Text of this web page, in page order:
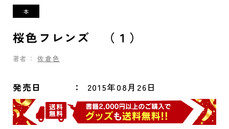
桜色フレンズ （１）
著者： 佐倉色
発売日 2015年08月26日